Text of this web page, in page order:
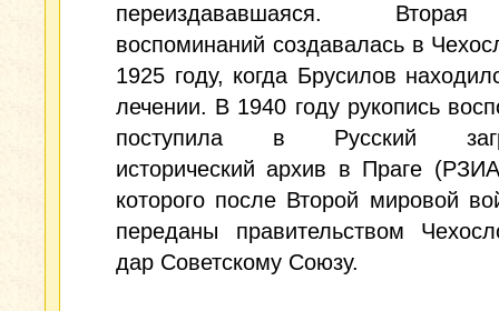
переиздававшаяся.
воспоминаний создавалась в
1925 году, когда Брусилов
лечении. В 1940 году рукопись
поступила в Русский
исторический архив в Праге
которого после Второй мировой
переданы правительством
дар Советскому Союзу.